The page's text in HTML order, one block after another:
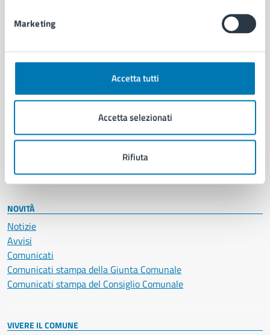
Marketing
Accetta tutti
Accetta selezionati
Rifiuta
Ambiente
Cultura e tempo libero
Educazione e formazione
Salute, benessere e assistenza
NOVITÀ
Notizie
Avvisi
Comunicati
Comunicati stampa della Giunta Comunale
Comunicati stampa del Consiglio Comunale
VIVERE IL COMUNE